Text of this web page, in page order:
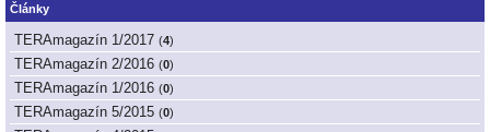
Články
TERAmagazín 1/2017 (4)
TERAmagazín 2/2016 (0)
TERAmagazín 1/2016 (0)
TERAmagazín 5/2015 (0)